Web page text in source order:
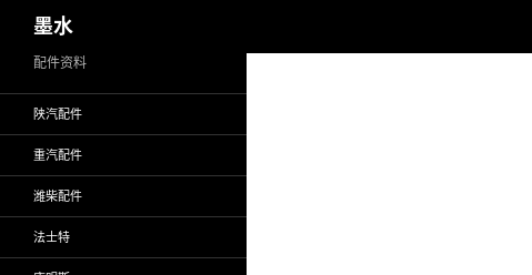
至
墨水
配件资料
陕汽配件
重汽配件
潍柴配件
法士特